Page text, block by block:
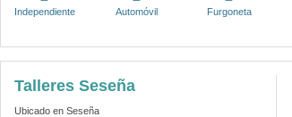
Independiente Automóvil Furgoneta
Talleres Seseña
Ubicado en Seseña